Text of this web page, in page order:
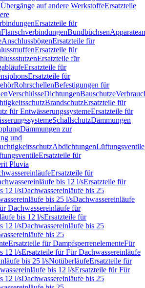
Übergänge auf andere WerkstoffeErsatzteile
Ersatzteile für
FlanschverbindungenBundbüchsen
AnschlussbögenErsatzteile für
Ersatzteile für
Ersatzteile für
Ersatzteile für
Ersatzteile für
RohrschellenBefestigungen für
VerschlüsseDichtungenBauschutze
BrandschutzErsatzteile für
für EntwässerungssystemeErsatzteile für
SchallschutzDämmungen
Dämmungen zur
und
AbdichtungenLüftungsventile
Ersatzteile für
Pluvia
Ersatzteile für
bis 12 l/sErsatzteile für
12 l/sDachwassereinläufe bis 25
bis 25 l/sDachwassereinläufe
Dachwassereinläufe für
bis 12 l/sErsatzteile für
12 l/sDachwassereinläufe bis 25
bis 25
Ersatzteile für DampfsperrenelementeFür
12 l/sErsatzteile für Für Dachwassereinläufe
bis 25 l/sNotüberläufeErsatzteile für
bis 12 l/sErsatzteile für Für
12 l/sDachwassereinläufe bis 25